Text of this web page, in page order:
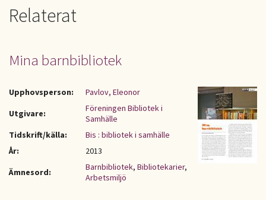
Relaterat
Mina barnbibliotek
Upphovsperson:
Pavlov, Eleonor
Utgivare:
Föreningen Bibliotek i
Samhälle
Tidskrift/källa:
Bis : bibliotek i samhälle
År:
2013
Ämnesord:
Barnbibliotek, Bibliotekarier,
Arbetsmiljö